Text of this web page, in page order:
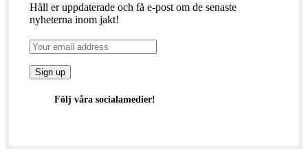
Håll er uppdaterade och få e-post om de senaste
nyheterna inom jakt!
Följ våra socialamedier!